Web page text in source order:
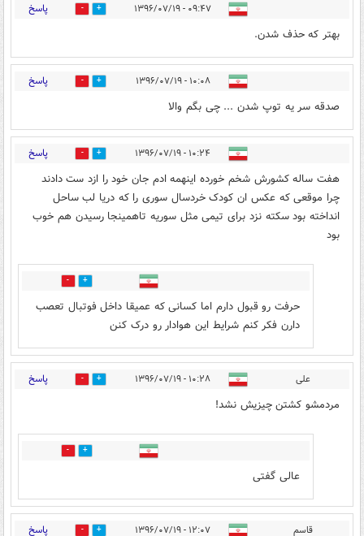
۰۹:۴۷ - ۱۳۹۶/۰۷/۱۹ 92 پاسخ
بهتر که حذف شدن.
۱۰:۰۸ - ۱۳۹۶/۰۷/۱۹ 35 پاسخ
صدقه سر یه توپ شدن ... چی بگم والا
۱۰:۲۴ - ۱۳۹۶/۰۷/۱۹ 92 پاسخ
هفت ساله کشورش شخم خورده اینهمه ادم جان خود را ازد ست دادند
چرا موقعی که عکس ان کودک خردسال سوری را که دریا لب ساحل
انداخته بود سکته نزد برای تیمی مثل سوریه تاهمینجا رسیدن هم خوب
بود
1
حرفت رو قبول دارم اما کسانی که عمیقا داخل فوتبال تعصب
دارن فکر کنم شرایط این هوادار رو درک کنن
علی ۱۰:۲۸ - ۱۳۹۶/۰۷/۱۹ 72 پاسخ
مردمشو کشتن چیزیش نشد!
20
عالی گفتی
قاسم ۱۲:۰۷ - ۱۳۹۶/۰۷/۱۹ 27 پاسخ